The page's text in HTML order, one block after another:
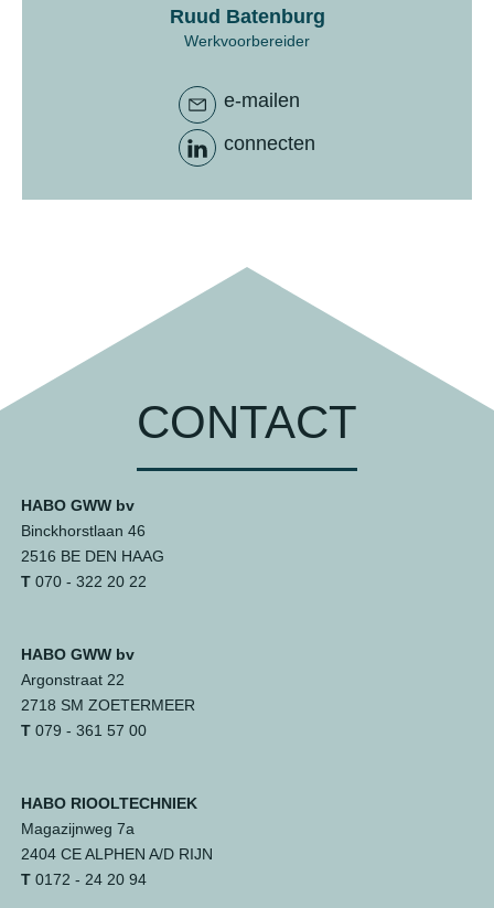
Ruud Batenburg
Werkvoorbereider
e-mailen
connecten
CONTACT
HABO GWW bv
Binckhorstlaan 46
2516 BE DEN HAAG
T070 - 322 20 22
HABO GWW bv
Argonstraat 22
2718 SM ZOETERMEER
T079 - 361 57 00
HABO RIOOLTECHNIEK
Magazijnweg 7a
2404 CE ALPHEN A/D RIJN
T0172 - 24 20 94